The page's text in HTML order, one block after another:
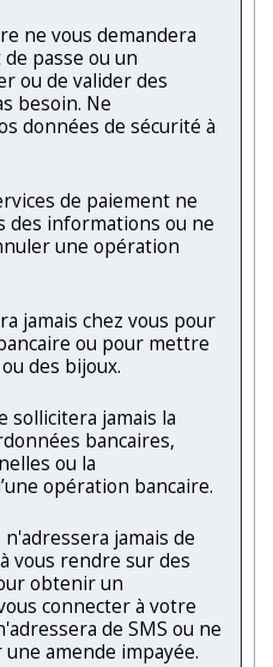
ne vous demandera
passe ou un
ou de valider des
besoin. Ne
données de sécurité à
de paiement ne
des informations ou ne
une opération
jamais chez vous pour
ou pour mettre
des bijoux.
sollicitera jamais la
bancaires,
ou la
opération bancaire.
jamais de
vous rendre sur des
obtenir un
connecter à votre
de SMS ou ne
amende impayée.